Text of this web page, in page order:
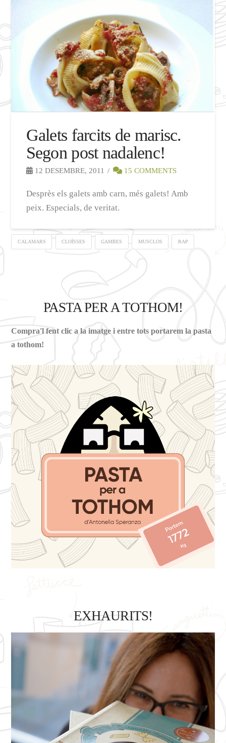
Galets farcits de marisc.
Segon post nadalenc!
12 DESEMBRE, 2011 15 COMMENTS
Desprès els galets amb carn, més galets! Amb
peix. Especials, de veritat.
CALAMARS CLOÏSSES GAMBES MUSCLOS RAP
PASTA PER A TOTHOM!
Compra'l fent clic a la imatge i entre tots portarem la pasta
a tothom!
EXHAURITS!